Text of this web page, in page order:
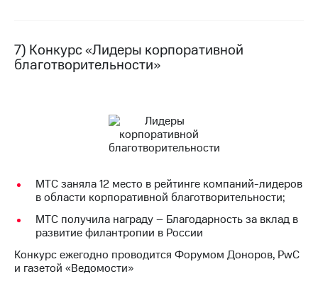
7) Конкурс «Лидеры корпоративной
благотворительности»
МТС заняла 12 место в рейтинге компаний-лидеров
в области корпоративной благотворительности;
МТС получила награду – Благодарность за вклад в
развитие филантропии в России
Конкурс ежегодно проводится Форумом Доноров, PwC
и газетой «Ведомости»